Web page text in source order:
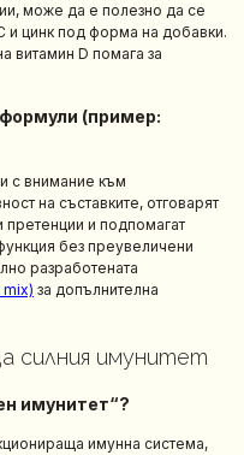
може да е полезно да се
и цинк под форма на добавки.
витамин D помага за
(пример:
с внимание към
на съставките, отговарят
претенции и подпомагат
без преувеличени
разработената
mix) за допълнителна
силния имунитет
имунитет“?
имунна система,